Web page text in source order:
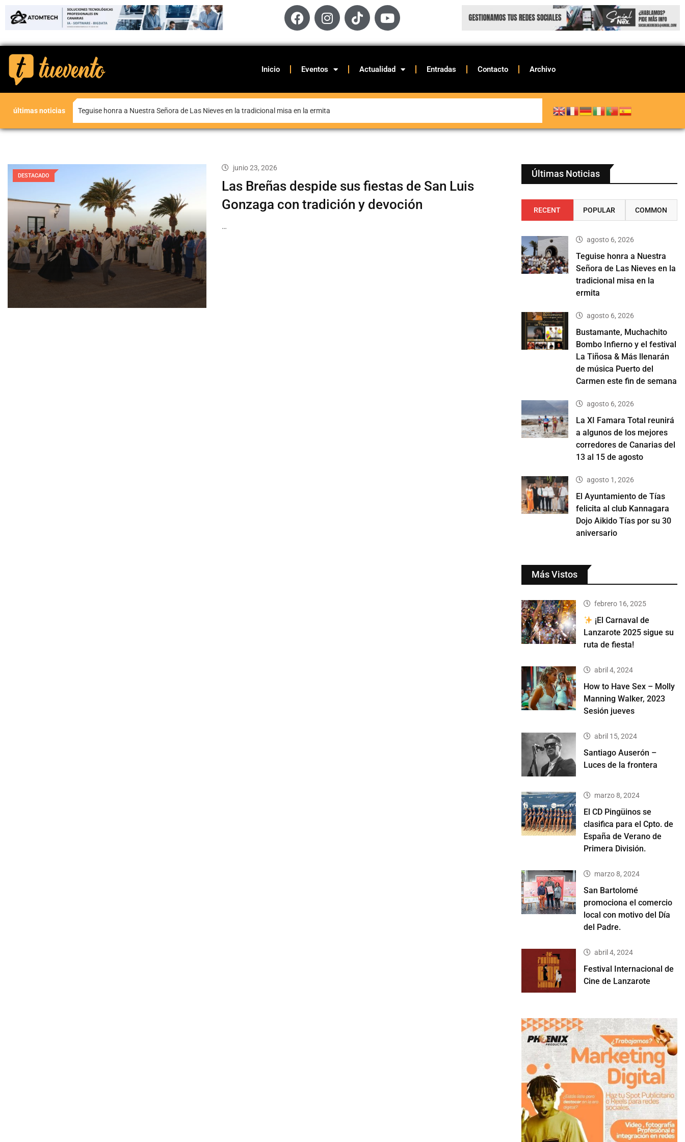
Inicio Eventos Actualidad Entradas Contacto Archivo
últimas noticias Teguise honra a Nuestra Señora de Las Nieves en la tradicional misa en la ermita
DESTACADO
junio 23, 2026
Las Breñas despide sus fiestas de San Luis
Gonzaga con tradición y devoción
…
Últimas Noticias
RECENT POPULAR COMMON
agosto 6, 2026
Teguise honra a Nuestra
Señora de Las Nieves en la
tradicional misa en la
ermita
agosto 6, 2026
Bustamante, Muchachito
Bombo Infierno y el festival
La Tiñosa & Más llenarán
de música Puerto del
Carmen este fin de semana
agosto 6, 2026
La XI Famara Total reunirá
a algunos de los mejores
corredores de Canarias del
13 al 15 de agosto
agosto 1, 2026
El Ayuntamiento de Tías
felicita al club Kannagara
Dojo Aikido Tías por su 30
aniversario
Más Vistos
febrero 16, 2025
¡El Carnaval de
Lanzarote 2025 sigue su
ruta de fiesta!
abril 4, 2024
How to Have Sex – Molly
Manning Walker, 2023
Sesión jueves
abril 15, 2024
Santiago Auserón –
Luces de la frontera
marzo 8, 2024
El CD Pingüinos se
clasifica para el Cpto. de
España de Verano de
Primera División.
marzo 8, 2024
San Bartolomé
promociona el comercio
local con motivo del Día
del Padre.
abril 4, 2024
Festival Internacional de
Cine de Lanzarote